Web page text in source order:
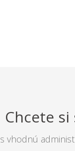
Chcete si
vhodnú